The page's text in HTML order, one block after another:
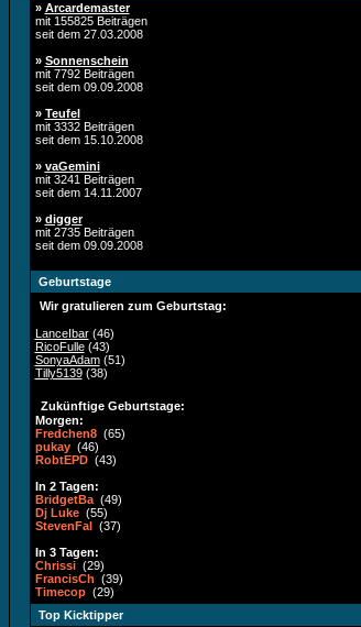
» Arcardemaster
mit 155825 Beiträgen
seit dem 27.03.2008
» Sonnenschein
mit 7792 Beiträgen
seit dem 09.09.2008
» Teufel
mit 3332 Beiträgen
seit dem 15.10.2008
» vaGemini
mit 3241 Beiträgen
seit dem 14.11.2007
» digger
mit 2735 Beiträgen
seit dem 09.09.2008
Geburtstage
Wir gratulieren zum Geburtstag:
LanceIbar(46)
RicoFulle(43)
SonyaAdam(51)
Tilly5139(38)
Zukünftige Geburtstage:
Morgen:
Fredchen8(65)
pukay(46)
RobtEPD(43)
In 2 Tagen:
BridgetBa(49)
Dj Luke(55)
StevenFal(37)
In 3 Tagen:
Chrissi(29)
FrancisCh (39)
Timecop(29)
Top Kicktipper